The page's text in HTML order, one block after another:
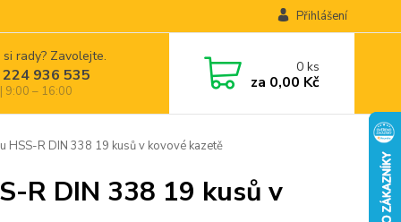
Přihlášení
rady? Zavolejte.
936 535
9:00 – 16:00
0ks
za 0,00 Kč
HSS-R DIN 338 19 kusů v kovové kazetě
R DIN 338 19 kusů v